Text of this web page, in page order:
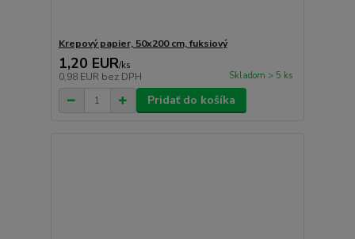
Krepový papier, 50x200 cm, fuksiový
1,20 EUR/ks
0,98 EUR bez DPH Skladom > 5 ks
Pridať do košíka